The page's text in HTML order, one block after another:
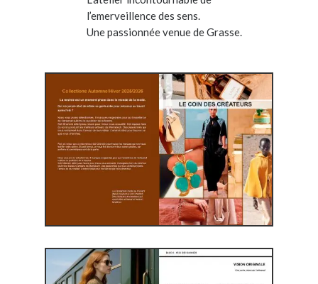
l’emerveillence des sens.
Une passionnée venue de Grasse.